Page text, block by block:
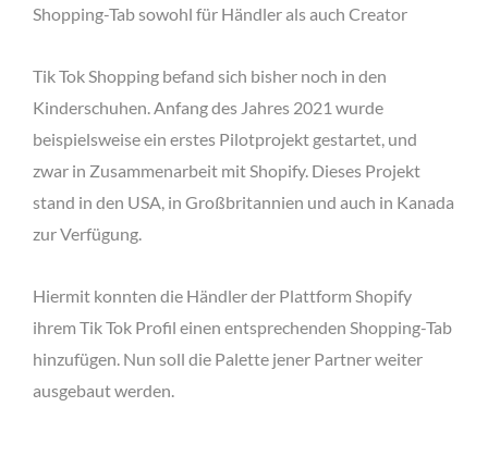
Shopping-Tab sowohl für Händler als auch Creator
Tik Tok Shopping befand sich bisher noch in den
Kinderschuhen. Anfang des Jahres 2021 wurde
beispielsweise ein erstes Pilotprojekt gestartet, und
zwar in Zusammenarbeit mit Shopify. Dieses Projekt
stand in den USA, in Großbritannien und auch in Kanada
zur Verfügung.
Hiermit konnten die Händler der Plattform Shopify
ihrem Tik Tok Profil einen entsprechenden Shopping-Tab
hinzufügen. Nun soll die Palette jener Partner weiter
ausgebaut werden.